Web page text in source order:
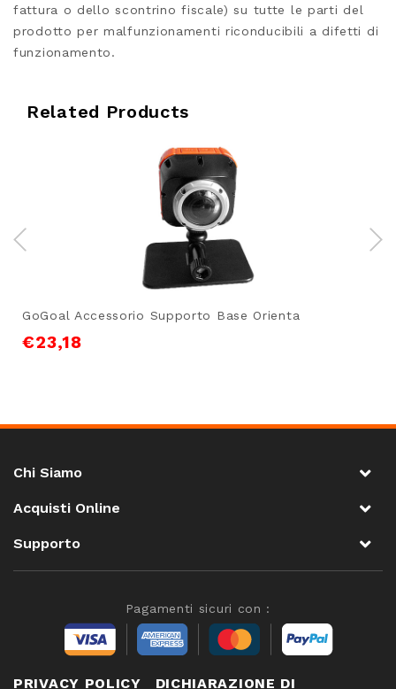
fattura o dello scontrino fiscale) su tutte le parti del
prodotto per malfunzionamenti riconducibili a difetti di
funzionamento.
Related Products
GoGoal Accessorio Supporto Base Orienta
€23,18
Chi Siamo
Acquisti Online
Supporto
Pagamenti sicuri con :
PRIVACY POLICY DICHIARAZIONE DI